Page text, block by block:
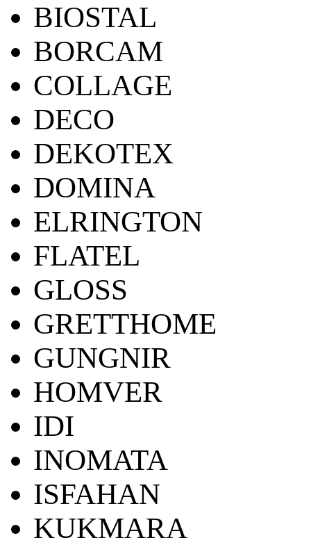
BIOSTAL
BORCAM
COLLAGE
DECO
DEKOTEX
DOMINA
ELRINGTON
FLATEL
GLOSS
GRETTHOME
GUNGNIR
HOMVER
IDI
INOMATA
ISFAHAN
KUKMARA